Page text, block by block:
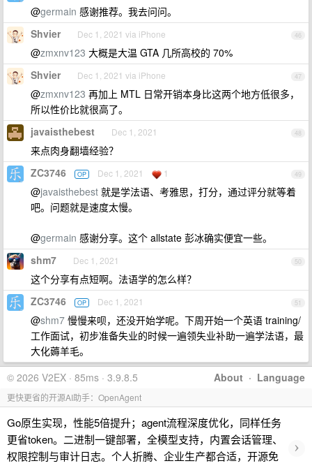
@germain 感谢推荐。我去问问。
46
Shvier Dec 1, 2021 via iPhone
@zmxnv123 大概是大温 GTA 几所高校的 70%
47
Shvier Dec 1, 2021 via iPhone
@zmxnv123 再加上 MTL 日常开销本身比这两个地方低很多，
所以性价比就很高了。
48
javaisthebest Dec 1, 2021
来点肉身翻墙经验？
49
ZC3746 OP Dec 1, 2021 1
@javaisthebest 就是学法语、考雅思，打分，通过评分就等着
吧。问题就是速度太慢。
@germain 感谢分享。这个 allstate 彭冰确实便宜一些。
50
shm7 Dec 1, 2021
这个分享有点短啊。法语学的怎么样？
51
ZC3746 OP Dec 1, 2021
@shm7 慢慢来呗，还没开始学呢。下周开始一个英语 training/
工作面试，初步准备失业的时候一遍领失业补助一遍学法语，最
大化薅羊毛。
About · Language
© 2026 V2EX · 85ms · 3.9.8.5
更快更省的开源AI助手：OpenAgent
Go原生实现，性能5倍提升；agent流程深度优化，同样任务
更省token。二进制一键部署，全模型支持，内置会话管理、
权限控制与审计日志。个人折腾、企业生产都合适，开源免
›